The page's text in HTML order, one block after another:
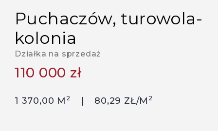
puchaczów, turowola-
kolonia
Działka na sprzedaż
110 000 zł
1 370,00 M 2 80,29 ZŁ/M 2